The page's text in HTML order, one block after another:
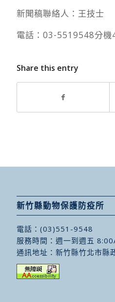
新聞稿聯絡人：王技士
電話：03-5519548分機
Share this entry
新竹縣動物保護防疫所
電話： (03)551-9548
服務時間：週一到週五
通訊地址： 新竹縣竹北市縣